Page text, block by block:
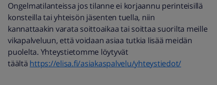
Ongelmatilanteissa jos tilanne ei korjaannu perinteisillä
konsteilla tai yhteisön jäsenten tuella, niin
kannattaakin varata soittoaikaa tai soittaa suorilta meille
vikapalveluun, että voidaan asiaa tutkia lisää meidän
puolelta. Yhteystietomme löytyvät
täältä https://elisa.fi/asiakaspalvelu/yhteystiedot/